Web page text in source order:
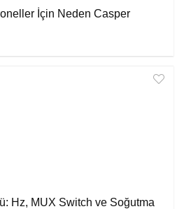
İçin Neden Casper
Hz, MUX Switch ve Soğutma